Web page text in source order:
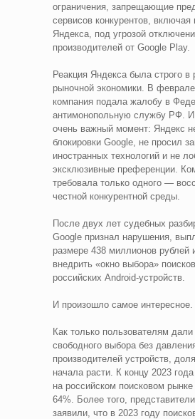
ограничения, запрещающие
сервисов конкурентов, включая
Яндекса, под угрозой
производителей от Google Play.
Реакция Яндекса была строго в
рыночной экономики. В
компания подала жалобу в
антимонопольную службу РФ. И
очень важный момент: Яндекс
блокировки Google, не просил
иностранных технологий и не
эксклюзивные преференции.
требовала только одного —
честной конкурентной среды.
После двух лет судебных
Google признал нарушения,
размере 438 миллионов рублей
внедрить «окно выбора»
российских Android-устройств.
И произошло самое интересное.
Как только пользователям
свободного выбора без
производителей устройств,
начала расти. К концу 2023
на российском поисковом рынке
64%. Более того,
заявили, что в 2023 году